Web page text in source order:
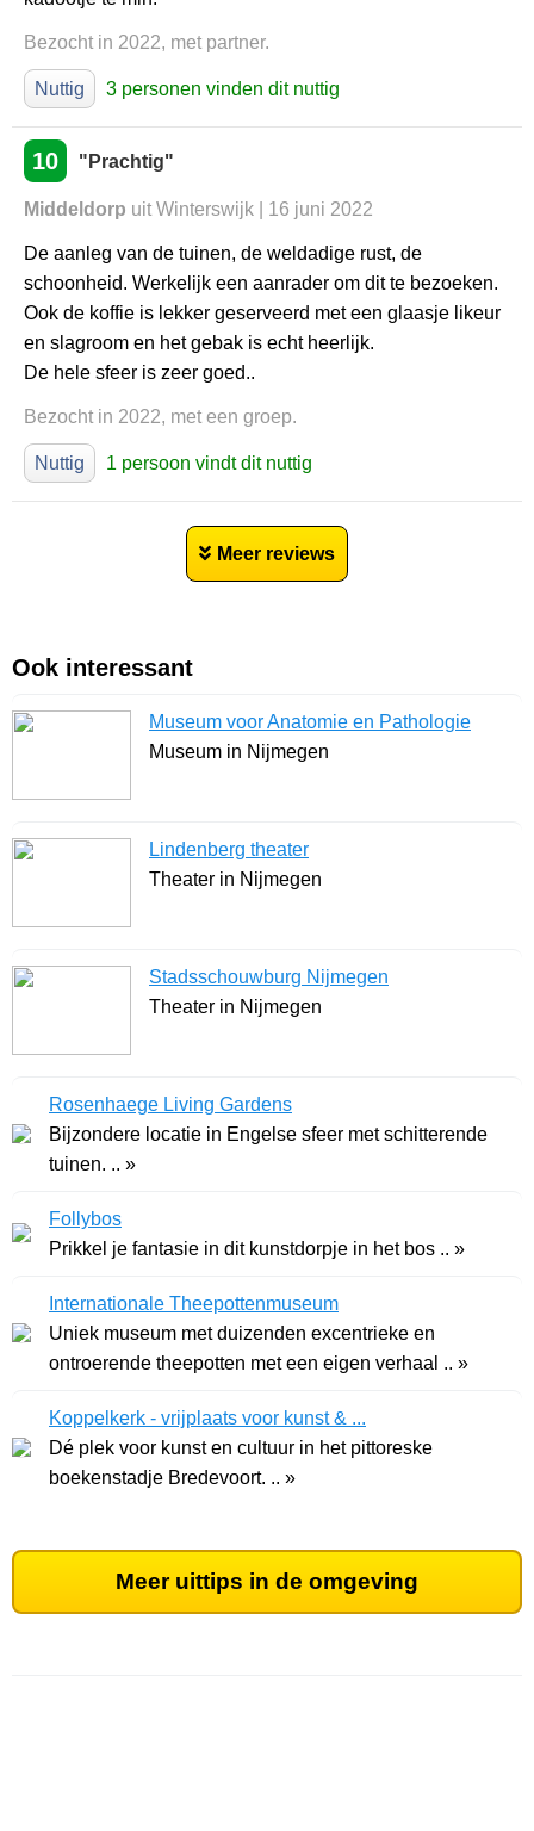
Bezocht in 2022, met partner.
Nuttig 3 personen vinden dit nuttig
10 "Prachtig"
Middeldorp uit Winterswijk | 16 juni 2022
De aanleg van de tuinen, de weldadige rust, de
schoonheid. Werkelijk een aanrader om dit te bezoeken.
Ook de koffie is lekker geserveerd met een glaasje likeur
en slagroom en het gebak is echt heerlijk.
De hele sfeer is zeer goed..
Bezocht in 2022, met een groep.
Nuttig 1 persoon vindt dit nuttig
Meer reviews
Ook interessant
Museum voor Anatomie en Pathologie
Museum in Nijmegen
Lindenberg theater
Theater in Nijmegen
Stadsschouwburg Nijmegen
Theater in Nijmegen
Rosenhaege Living Gardens
Bijzondere locatie in Engelse sfeer met schitterende
tuinen. .. »
Follybos
Prikkel je fantasie in dit kunstdorpje in het bos .. »
Internationale Theepottenmuseum
Uniek museum met duizenden excentrieke en
ontroerende theepotten met een eigen verhaal .. »
Koppelkerk - vrijplaats voor kunst & ...
Dé plek voor kunst en cultuur in het pittoreske
boekenstadje Bredevoort. .. »
Meer uittips in de omgeving